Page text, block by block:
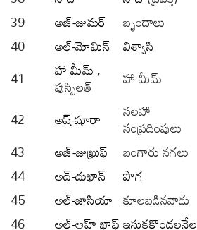
39
అజ్-జుమర్ బృందాలు
40
అల్-మోమిన్ విశ్వాసి
41
హా మీమ్,
ఫుస్సిలత్ హా మీమ్
42
అష్-షూరా సలహా
సంప్రదింపులు
43
అజ్-జుఖ్రుఫ్ బంగారు నగలు
44
అద్-దుఖాన్ పొగ
45
అల్-జాసియా కూలబడినవాడు
46
అల్-ఆహ్ ఖాఫ్ఇసుకకొండలనేల